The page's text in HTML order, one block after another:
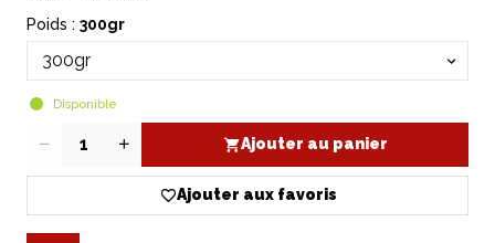
Poids : 300gr
Disponible
Quantité Ajouter au panier
Ajouter aux favoris